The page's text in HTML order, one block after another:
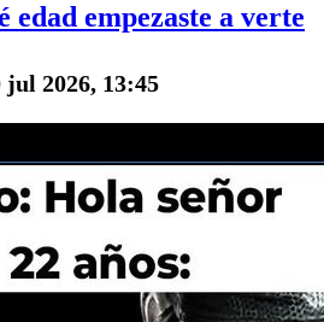
edad empezaste a verte
jul 2026, 13:45